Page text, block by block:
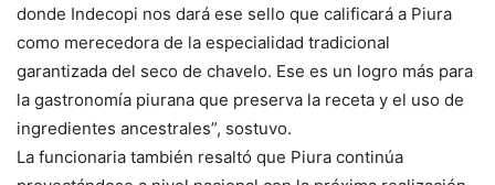
donde Indecopi nos dará ese sello que calificará a Piura
como merecedora de la especialidad tradicional
garantizada del seco de chavelo. Ese es un logro más para
la gastronomía piurana que preserva la receta y el uso de
ingredientes ancestrales”, sostuvo.
La funcionaria también resaltó que Piura continúa